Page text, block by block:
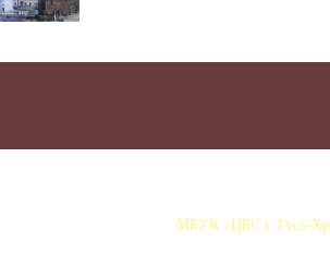
МБУК «ЦБС г. Гусь-